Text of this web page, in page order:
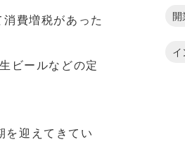
費増税があった
ビールなどの定
を迎えてきてい
開
イ